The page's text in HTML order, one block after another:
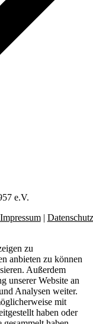
e.V.
Impressum| Datenschutz
zu
anbieten zu können
Außerdem
unserer Website an
Analysen weiter.
mit
haben oder